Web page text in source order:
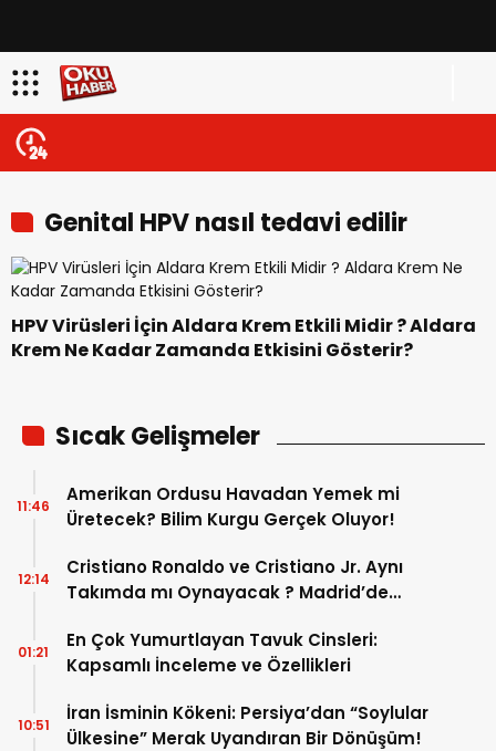
Genital HPV nasıl tedavi edilir
HPV Virüsleri İçin Aldara Krem Etkili Midir ? Aldara
Krem Ne Kadar Zamanda Etkisini Gösterir?
Sıcak Gelişmeler
Amerikan Ordusu Havadan Yemek mi
Üretecek? Bilim Kurgu Gerçek Oluyor!
11:46
Cristiano Ronaldo ve Cristiano Jr. Aynı
Takımda mı Oynayacak ? Madrid’de
12:14
En Çok Yumurtlayan Tavuk Cinsleri:
Kapsamlı İnceleme ve Özellikleri
01:21
İran İsminin Kökeni: Persiya’dan “Soylular
Ülkesine” Merak Uyandıran Bir Dönüşüm!
10:51